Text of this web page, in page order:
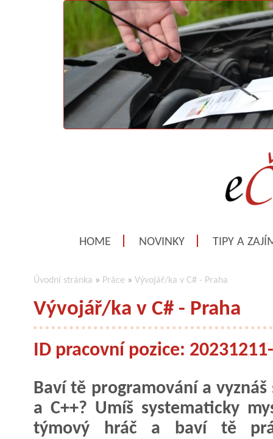
HOME NOVINKY TIPY A
Úvodní stránka » Práce » Vývojář/ka v C# - Praha
Vývojář/ka v C# - Praha
ID pracovní pozice: 20231211-
Baví tě programování a vyznáš
a C++? Umíš systematicky
týmový hráč a baví tě